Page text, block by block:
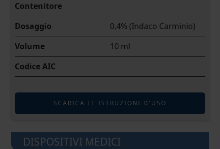
Contenitore
Dosaggio
0,4% (Indaco Carminio)
Volume
10 ml
Codice AIC
SCARICA LE ISTRUZIONI D'USO
DISPOSITIVI MEDICI